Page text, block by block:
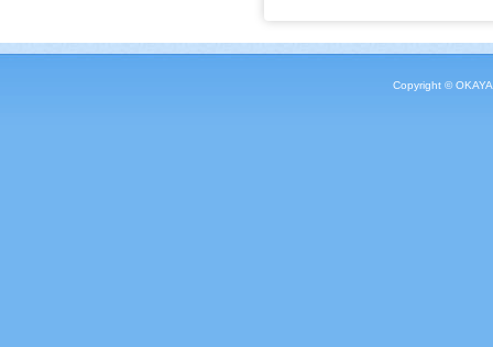
Copyright ©